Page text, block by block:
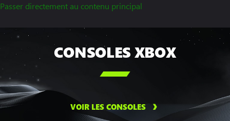
Passer directement au contenu principal
CONSOLES XBOX

VOIR LES CONSOLES